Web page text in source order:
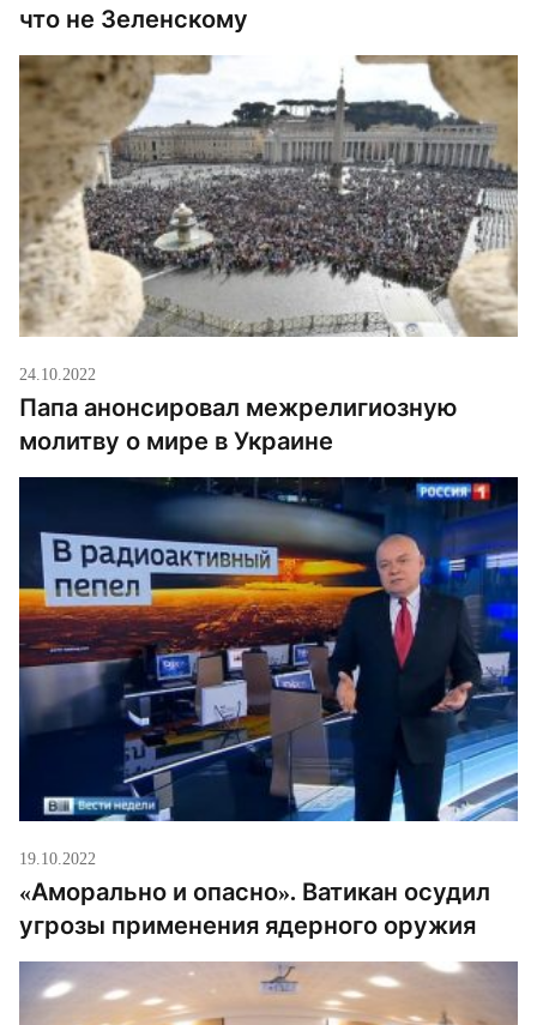
что не Зеленскому
24.10.2022
Папа анонсировал межрелигиозную
молитву о мире в Украине
19.10.2022
«Аморально и опасно». Ватикан осудил
угрозы применения ядерного оружия